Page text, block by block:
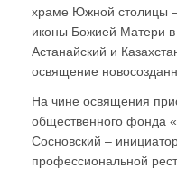
храме Южной столицы –
иконы Божией Матери
Астанайский и
освящение
На чине освящения
общественного фонда
Сосновский –
профессиональной